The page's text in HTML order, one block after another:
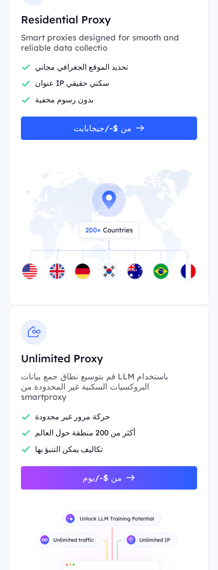
Residential Proxy
Smart proxies designed for smooth and
reliable data collectio
تحديد الموقع الجغرافي مجاني
عنوان IP سكني حقيقي
بدون رسوم مخفية
من $-/جيجابايت
Unlimited Proxy
قم بتوسيع نطاق جمع بيانات LLM باستخدام
البروكسيات السكنية غير المحدودة من
smartproxy
حركة مرور غير محدودة
أكثر من 200 منطقة حول العالم
تكاليف يمكن التنبؤ بها
من $-/يوم